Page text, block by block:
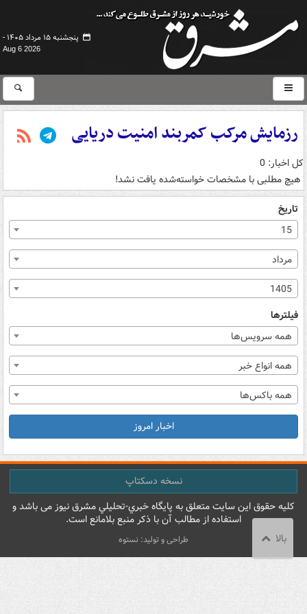
پنجشنبه ۱۵ مرداد ۱۴۰۵ -
Aug 6 2026
رزمایش مرکب کمربند امنیت دریایی
کل اخبار: 0
هیچ مطلبی با مشخصات خواسته‌شده یافت نشد!
تاریخ
15
مرداد
1405
فیلترها
همه سرویس‌ها
همه انواع خبر
همه باکس‌ها
اخبار امروز
نسخه دسکتاپ
کليه حقوق اين سايت متعلق به پایگاه خبري-تحليلي مشرق نيوز می باشد و
استفاده از مطالب آن با ذکر منبع بلامانع است.
طراحی و تولید: نستوه بالا